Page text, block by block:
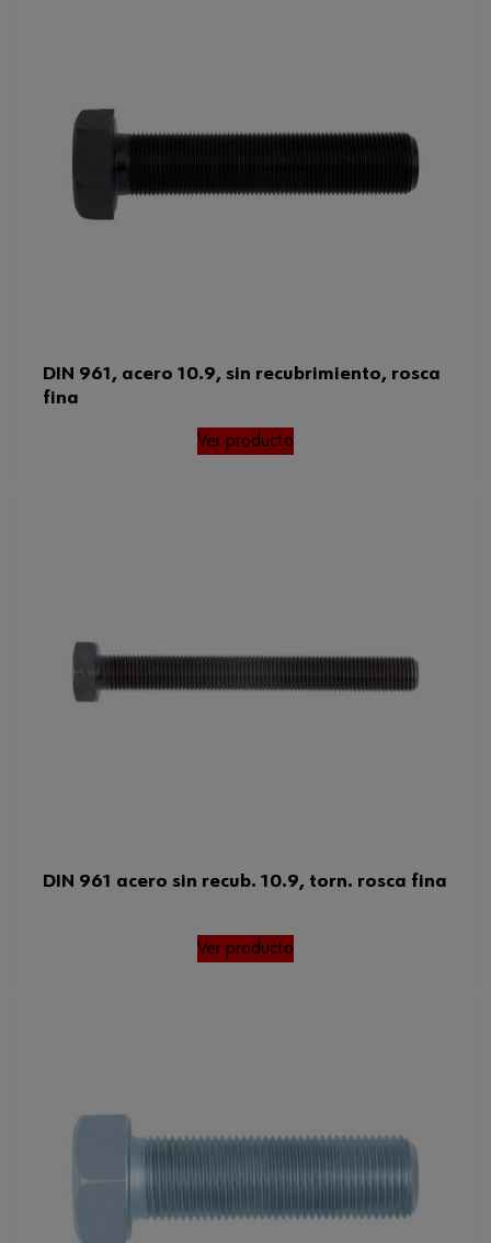
DIN 961, acero 10.9, sin recubrimiento, rosca
fina
Ver producto
DIN 961 acero sin recub. 10.9, torn. rosca fina
Ver producto